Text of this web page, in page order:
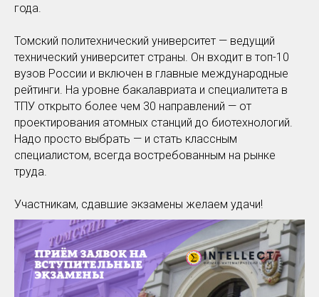
года.
Томский политехнический университет — ведущий
технический университет страны. Он входит в топ-10
вузов России и включен в главные международные
рейтинги. На уровне бакалавриата и специалитета в
ТПУ открыто более чем 30 направлений — от
проектирования атомных станций до биотехнологий.
Надо просто выбрать — и стать классным
специалистом, всегда востребованным на рынке
труда.
Участникам, сдавшие экзамены желаем удачи!